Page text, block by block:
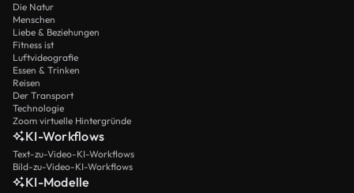
Die Natur
Menschen
Liebe & Beziehungen
Fitness ist
Luftvideografie
Essen & Trinken
Reisen
Der Transport
Technologie
Zoom virtuelle Hintergründe
KI-Workflows
Text-zu-Video-KI-Workflows
Bild-zu-Video-KI-Workflows
KI-Modelle